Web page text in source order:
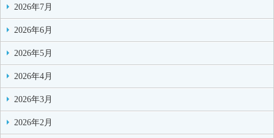
2026年7月
2026年6月
2026年5月
2026年4月
2026年3月
2026年2月